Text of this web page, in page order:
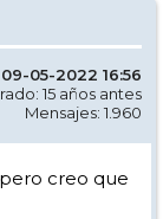
05-2022 16:56
15 años antes
Mensajes: 1.960
creo que